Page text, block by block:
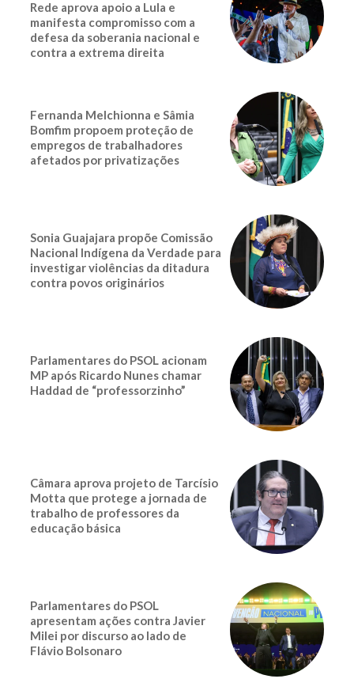
Rede aprova apoio a Lula e
manifesta compromisso com a
defesa da soberania nacional e
contra a extrema direita
Fernanda Melchionna e Sâmia
Bomfim propoem proteção de
empregos de trabalhadores
afetados por privatizações
Sonia Guajajara propõe Comissão
Nacional Indígena da Verdade para
investigar violências da ditadura
contra povos originários
Parlamentares do PSOL acionam
MP após Ricardo Nunes chamar
Haddad de “professorzinho”
Câmara aprova projeto de Tarcísio
Motta que protege a jornada de
trabalho de professores da
educação básica
Parlamentares do PSOL
apresentam ações contra Javier
Milei por discurso ao lado de
Flávio Bolsonaro